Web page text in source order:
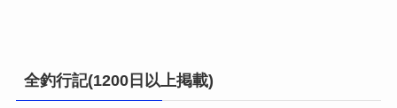
全釣行記(1200日以上掲載)